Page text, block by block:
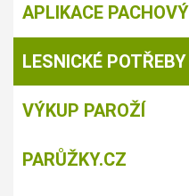
APLIKACE
LESNICKÉ POTŘEBY
VÝKUP PAROŽÍ
PARŮŽKY.CZ